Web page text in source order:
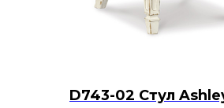
D743-02 Стул